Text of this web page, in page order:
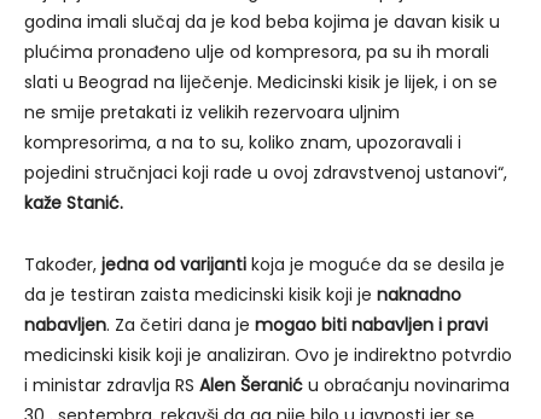
godina imali slučaj da je kod beba kojima je davan kisik u
plućima pronađeno ulje od kompresora, pa su ih morali
slati u Beograd na liječenje. Medicinski kisik je lijek, i on se
ne smije pretakati iz velikih rezervoara uljnim
kompresorima, a na to su, koliko znam, upozoravali i
pojedini stručnjaci koji rade u ovoj zdravstvenoj ustanovi“,
kaže Stanić.
Također, jedna od varijanti koja je moguće da se desila je
da je testiran zaista medicinski kisik koji je naknadno
nabavljen. Za četiri dana je mogao biti nabavljen i pravi
medicinski kisik koji je analiziran. Ovo je indirektno potvrdio
i ministar zdravlja RS Alen Šeranić u obraćanju novinarima